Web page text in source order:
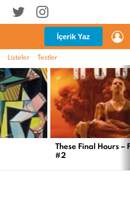
İçerik Yaz
Listeler Testler
These Final Hours –
#2